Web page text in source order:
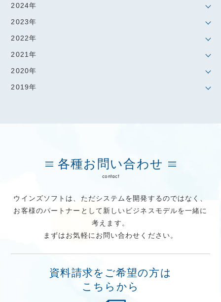
2024年
2023年
2022年
2021年
2020年
2019年
各種お問い合わせ
contact
ウインズソフトは、ただシステムを開発するのではなく、
お客様のパートナーとして新しいビジネスモデルを一緒に
考えます。
まずはお気軽にお問い合わせください。
資料請求をご希望の方は
こちらから